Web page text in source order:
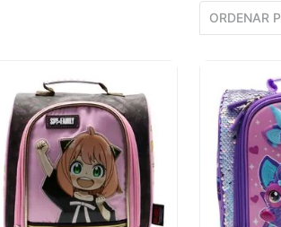
ORDENAR